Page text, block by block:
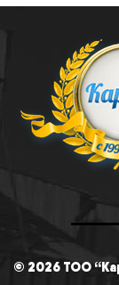
© 2026 ТОО